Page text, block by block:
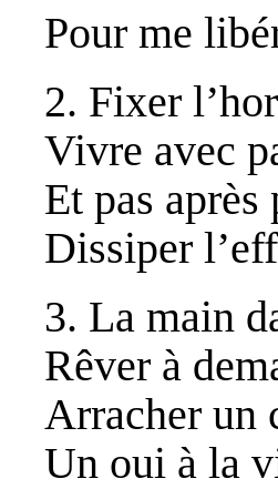
Pour me
2. Fixer
Vivre avec
Et pas après
Dissiper
3. La main
Rêver à
Arracher un
Un oui à la